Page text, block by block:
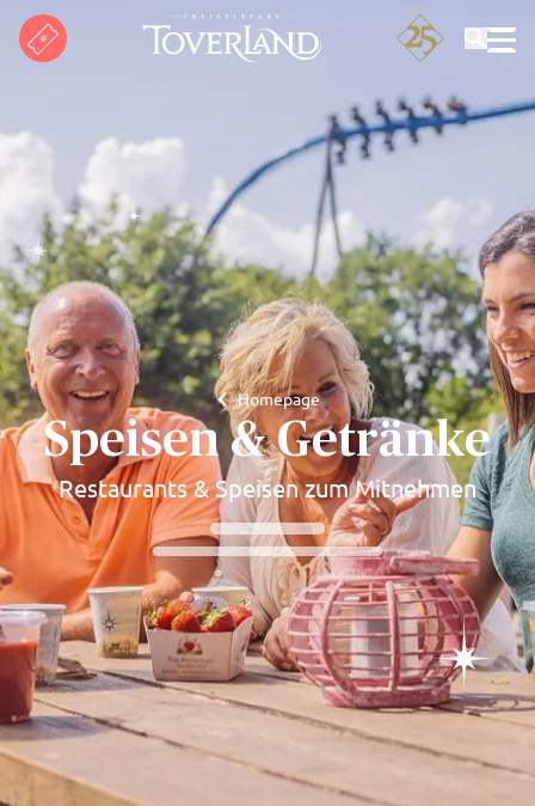
Suchen
Homepage
Speisen & Getränke
Restaurants & Speisen zum Mitnehmen